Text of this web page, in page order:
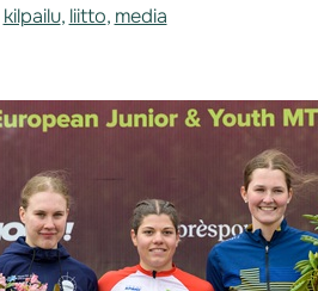
kilpailu, liitto, media